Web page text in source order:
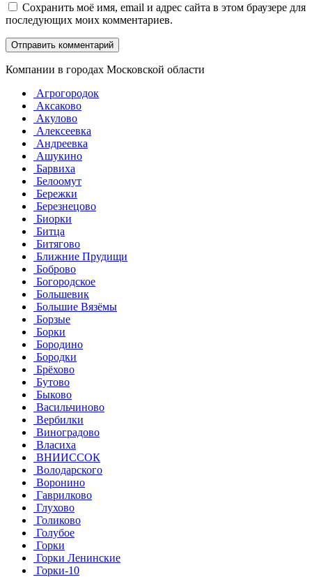
Сохранить моё имя, email и адрес сайта в этом браузере для
последующих моих комментариев.
Компании в городах Московской области
Агрогородок
Аксаково
Акулово
Алексеевка
Андреевка
Ашукино
Барвиха
Белоомут
Бережки
Березнецово
Биорки
Битца
Битягово
Ближние Прудищи
Боброво
Богородское
Большевик
Большие Вязёмы
Борзые
Борки
Бородино
Бородки
Брёхово
Бутово
Быково
Васильчиново
Вербилки
Виноградово
Власиха
ВНИИССОК
Володарского
Воронино
Гаврилково
Глухово
Голиково
Голубое
Горки
Горки Ленинские
Горки-10